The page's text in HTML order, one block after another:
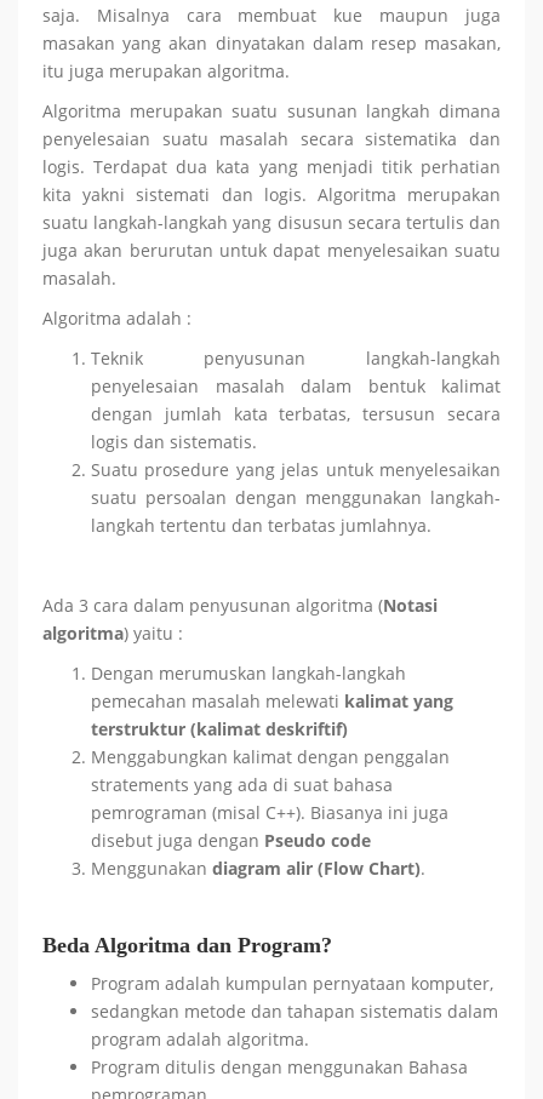
saja. Misalnya cara membuat kue maupun juga
masakan yang akan dinyatakan dalam resep masakan,
itu juga merupakan algoritma.
Algoritma merupakan suatu susunan langkah dimana
penyelesaian suatu masalah secara sistematika dan
logis. Terdapat dua kata yang menjadi titik perhatian
kita yakni sistemati dan logis. Algoritma merupakan
suatu langkah-langkah yang disusun secara tertulis dan
juga akan berurutan untuk dapat menyelesaikan suatu
masalah.
Algoritma adalah :
Teknik penyusunan langkah-langkah
penyelesaian masalah dalam bentuk kalimat
dengan jumlah kata terbatas, tersusun secara
logis dan sistematis.
Suatu prosedure yang jelas untuk menyelesaikan
suatu persoalan dengan menggunakan langkah-
langkah tertentu dan terbatas jumlahnya.
Ada 3 cara dalam penyusunan algoritma (Notasi
algoritma) yaitu :
Dengan merumuskan langkah-langkah
pemecahan masalah melewati kalimat yang
terstruktur (kalimat deskriftif)
Menggabungkan kalimat dengan penggalan
stratements yang ada di suat bahasa
pemrograman (misal C++). Biasanya ini juga
disebut juga dengan Pseudo code
Menggunakan diagram alir (Flow Chart).
Beda Algoritma dan Program?
Program adalah kumpulan pernyataan komputer,
sedangkan metode dan tahapan sistematis dalam
program adalah algoritma.
Program ditulis dengan menggunakan Bahasa
pemrograman.